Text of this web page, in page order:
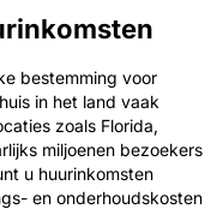
bestemming voor
in het land vaak
zoals Florida,
miljoenen bezoekers
u huurinkomsten
en onderhoudskosten